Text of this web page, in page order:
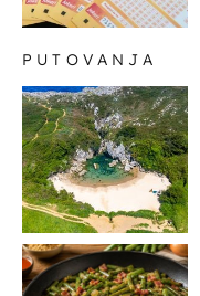
PUTOVANJA